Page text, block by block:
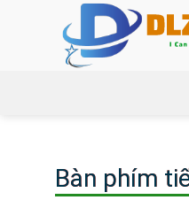
Bàn phím